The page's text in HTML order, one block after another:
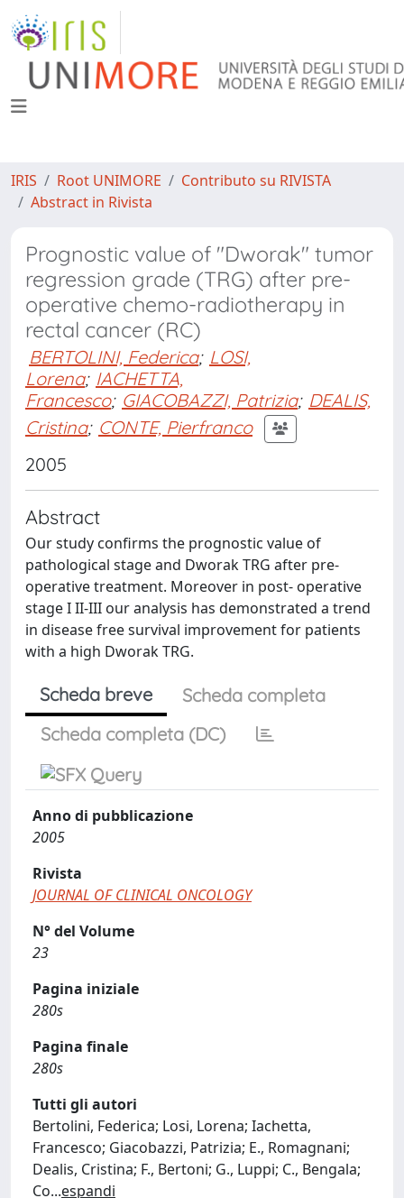
IRIS Root UNIMORE
Contributo su RIVISTA
Abstract in Rivista
Prognostic value of "Dworak" tumor
regression grade (TRG) after pre-
operative chemo-radiotherapy in
rectal cancer (RC)
BERTOLINI, Federica; LOSI,
Lorena; IACHETTA,
Francesco; GIACOBAZZI, Patrizia; DEALIS,
Cristina; CONTE, Pierfranco
2005
Abstract
Our study confirms the prognostic value of
pathological stage and Dworak TRG after pre-
operative treatment. Moreover in post- operative
stage I II-III our analysis has demonstrated a trend
in disease free survival improvement for patients
with a high Dworak TRG.
Scheda breve
Scheda completa
Scheda completa (DC)
Anno di pubblicazione
2005
Rivista
JOURNAL OF CLINICAL ONCOLOGY
N° del Volume
23
Pagina iniziale
280s
Pagina finale
280s
Tutti gli autori
Bertolini, Federica; Losi, Lorena; Iachetta,
Francesco; Giacobazzi, Patrizia; E., Romagnani;
Dealis, Cristina; F., Bertoni; G., Luppi; C., Bengala;
Co...espandi